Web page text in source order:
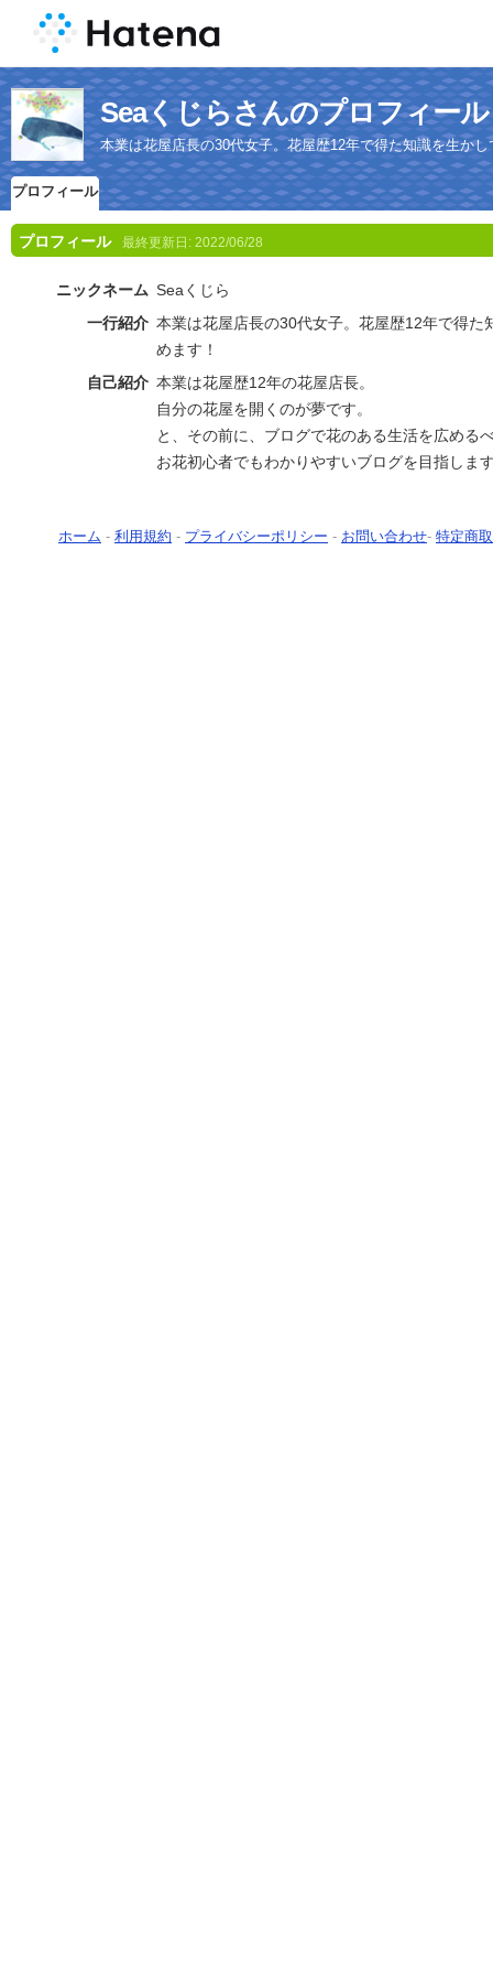
Seaくじらさんのプロフィール
本業は花屋店長の30代女子。花屋歴12年で得た知識を生か
プロフィール
プロフィール 最終更新日: 2022/06/28
ニックネーム Seaくじら
一行紹介 本業は花屋店長の30代女子。花屋歴12年で得た
めます！
自己紹介 本業は花屋歴12年の花屋店長。
自分の花屋を開くのが夢です。
と、その前に、ブログで花のある生活を広める
お花初心者でもわかりやすいブログを目指しま
ホーム - 利用規約 - プライバシーポリシー - お問い合わせ- 特定商